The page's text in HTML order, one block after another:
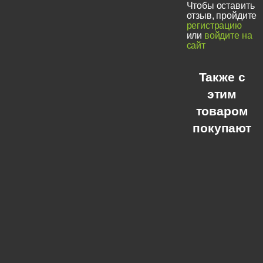
Чтобы оставить
отзыв, пройдите
регистрацию
или войдите на
сайт
Также с
этим
товаром
покупают